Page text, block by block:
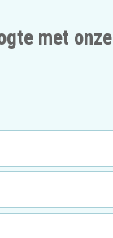
met onze